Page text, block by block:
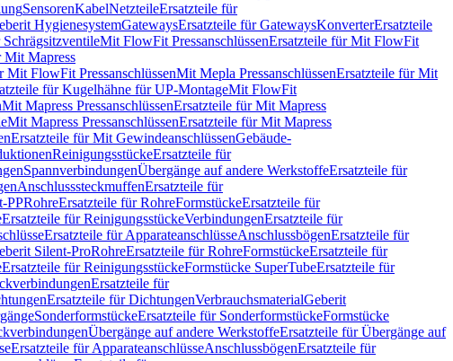
SensorenKabelNetzteileErsatzteile für
HygienesystemGatewaysErsatzteile für GatewaysKonverterErsatzteile
Mit FlowFit PressanschlüssenErsatzteile für Mit FlowFit
Mit Mapress
Mit FlowFit PressanschlüssenMit Mepla PressanschlüssenErsatzteile für Mit
für Kugelhähne für UP-MontageMit FlowFit
Mit Mapress PressanschlüssenErsatzteile für Mit Mapress
Mit Mapress PressanschlüssenErsatzteile für Mit Mapress
Ersatzteile für Mit GewindeanschlüssenGebäude-
ReinigungsstückeErsatzteile für
SpannverbindungenÜbergänge auf andere WerkstoffeErsatzteile für
AnschlusssteckmuffenErsatzteile für
PPRohreErsatzteile für RohreFormstückeErsatzteile für
Ersatzteile für ReinigungsstückeVerbindungenErsatzteile für
Ersatzteile für ApparateanschlüsseAnschlussbögenErsatzteile für
Silent-ProRohreErsatzteile für RohreFormstückeErsatzteile für
Ersatzteile für ReinigungsstückeFormstücke SuperTubeErsatzteile für
Ersatzteile für
Ersatzteile für DichtungenVerbrauchsmaterialGeberit
SonderformstückeErsatzteile für SonderformstückeFormstücke
Übergänge auf andere WerkstoffeErsatzteile für Übergänge auf
Ersatzteile für ApparateanschlüsseAnschlussbögenErsatzteile für